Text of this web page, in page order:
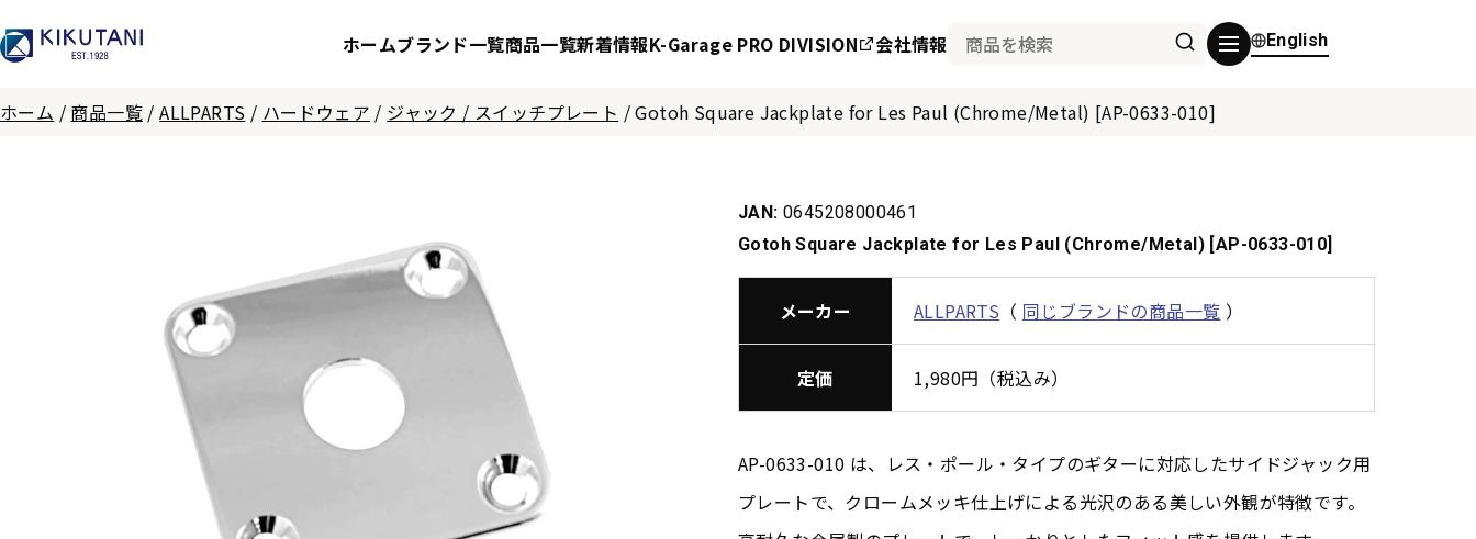
ホームブランド一覧商品一覧新着情報K-Garage PRO DIVISION 会社情報 English
ホーム / 商品一覧 /ALLPARTS / ハードウェア / ジャック / スイッチプレート /Gotoh Square Jackplate for Les Paul (Chrome/Metal) [AP-0633-010]
JAN: 0645208000461
Gotoh Square Jackplate for Les Paul (Chrome/Metal) [AP-0633-010]
メーカー ALLPARTS （ 同じブランドの商品一覧 ）
定価 1,980円（税込み）
AP-0633-010 は、レス・ポール・タイプのギターに対応したサイドジャック用
プレートで、クロームメッキ仕上げによる光沢のある美しい外観が特徴です。